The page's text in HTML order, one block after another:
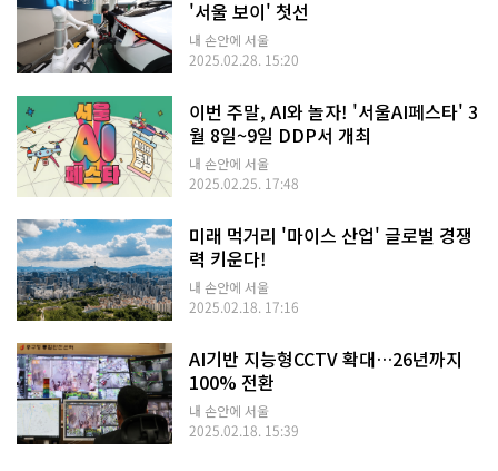
'서울 보이' 첫선
내 손안에 서울
2025.02.28. 15:20
이번 주말, AI와 놀자! '서울AI페스타' 3
월 8일~9일 DDP서 개최
내 손안에 서울
2025.02.25. 17:48
미래 먹거리 '마이스 산업' 글로벌 경쟁
력 키운다!
내 손안에 서울
2025.02.18. 17:16
AI기반 지능형CCTV 확대…26년까지
100% 전환
내 손안에 서울
2025.02.18. 15:39